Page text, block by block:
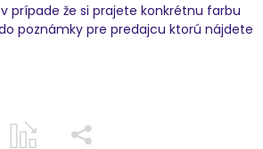
v prípade že si prajete konkrétnu farbu
poznámky pre predajcu ktorú nájdete